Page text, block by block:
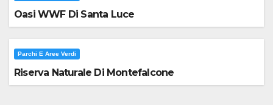
Oasi WWF Di Santa Luce
Parchi E Aree Verdi
Riserva Naturale Di Montefalcone